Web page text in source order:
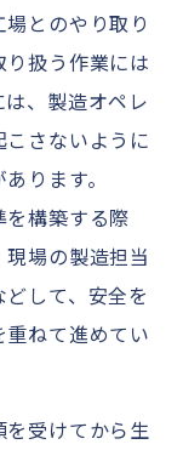
とのやり取り
扱う作業には
、製造オペレ
さないように
ります。
構築する際
場の製造担当
して、安全を
ねて進めてい
受けてから生